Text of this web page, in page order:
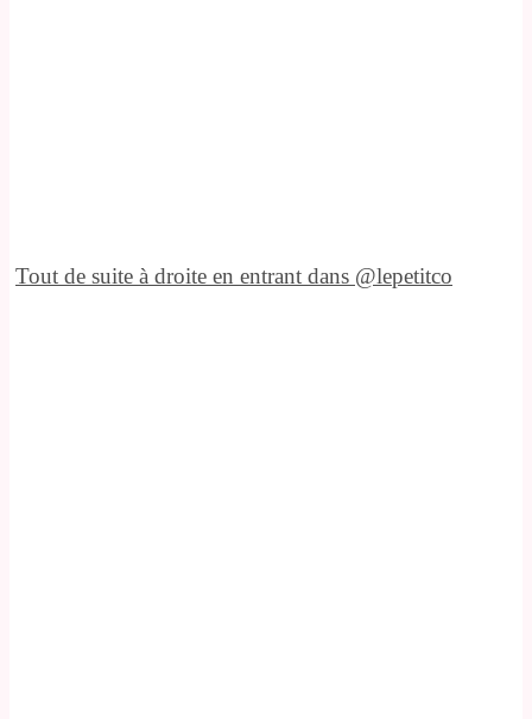
Tout de suite à droite en entrant dans @lepetitco